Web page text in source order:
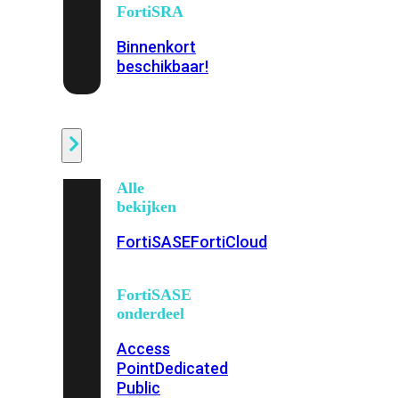
FortiSRA
Binnenkort
beschikbaar!
Alle
bekijken
FortiSASEFortiCloud
FortiSASE
onderdeel
Access
PointDedicated
Public